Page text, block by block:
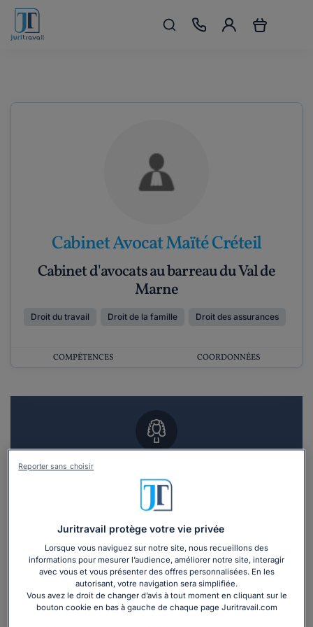
Cabinet Avocat Maïté Créteil
Cabinet d'avocats au barreau du Val de
Marne
Droit du travail Droit de la famille Droit des assurances
COMPÉTENCES COORDONNÉES
Vous souhaitez un RDV en cabinet avec un
avocat ?
3 devis en 48h
Juritravail protège votre vie privée
Lorsque vous naviguez sur notre site, nous recueillons des
informations pour mesurer l’audience, améliorer notre site, interagir
avec vous et vous présenter des offres personnalisées. En les
autorisant, votre navigation sera simplifiée.
Vous avez le droit de changer d’avis à tout moment en cliquant sur le
bouton cookie en bas à gauche de chaque page Juritravail.com
Reporter sans choisir